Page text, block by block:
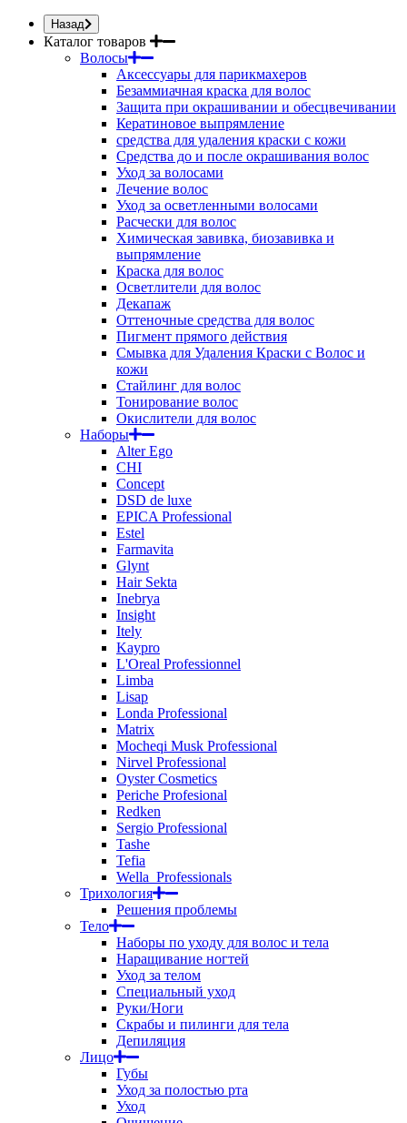
Назад
Каталог товаров
Волосы
Аксессуары для парикмахеров
Безаммиачная краска для волос
Защита при окрашивании и обесцвечивании
Кератиновое выпрямление
средства для удаления краски с кожи
Средства до и после окрашивания волос
Уход за волосами
Лечение волос
Уход за осветленными волосами
Расчески для волос
Химическая завивка, биозавивка и
выпрямление
Краска для волос
Осветлители для волос
Декапаж
Оттеночные средства для волос
Пигмент прямого действия
Смывка для Удаления Краски с Волос и
кожи
Стайлинг для волос
Тонирование волос
Окислители для волос
Наборы
Alter Ego
CHI
Concept
DSD de luxe
EPICA Professional
Estel
Farmavita
Glynt
Hair Sekta
Inebrya
Insight
Itely
Kaypro
L'Oreal Professionnel
Limba
Lisap
Londa Professional
Matrix
Mocheqi Musk Professional
Nirvel Professional
Oyster Cosmetics
Periche Profesional
Redken
Sergio Professional
Tashe
Tefia
Wella_Professionals
Трихология
Решения проблемы
Тело
Наборы по уходу для волос и тела
Наращивание ногтей
Уход за телом
Специальный уход
Руки/Ноги
Скрабы и пилинги для тела
Депиляция
Лицо
Губы
Уход за полостью рта
Уход